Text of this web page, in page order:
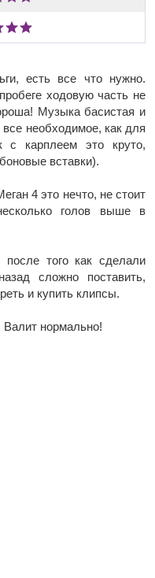
есть все что нужно.
ходовую часть не
Музыка басистая и
необходимое, как для
с карплеем это круто,
вставки).
4 это нечто, не стоит
голов выше в
того как сделали
сложно поставить,
и купить клипсы.
Валит нормально!